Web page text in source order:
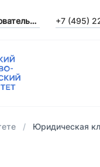
Сведения об образовательной организации +7 (495)
Юридическая